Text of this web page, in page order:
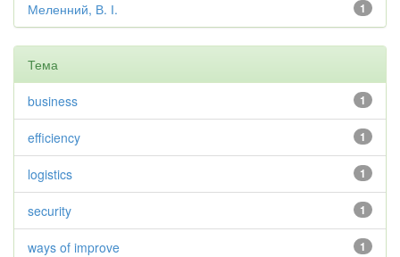
1
Меленний, В. І.
Тема
1
business
1
efficiency
1
logistics
1
security
1
ways of improve